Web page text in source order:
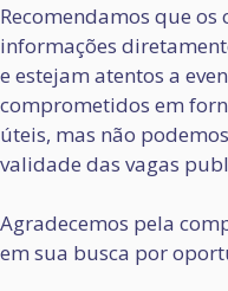
Recomendamos que
informações
e estejam atentos a
comprometidos em
úteis, mas não
validade das vagas
Agradecemos pela
em sua busca por